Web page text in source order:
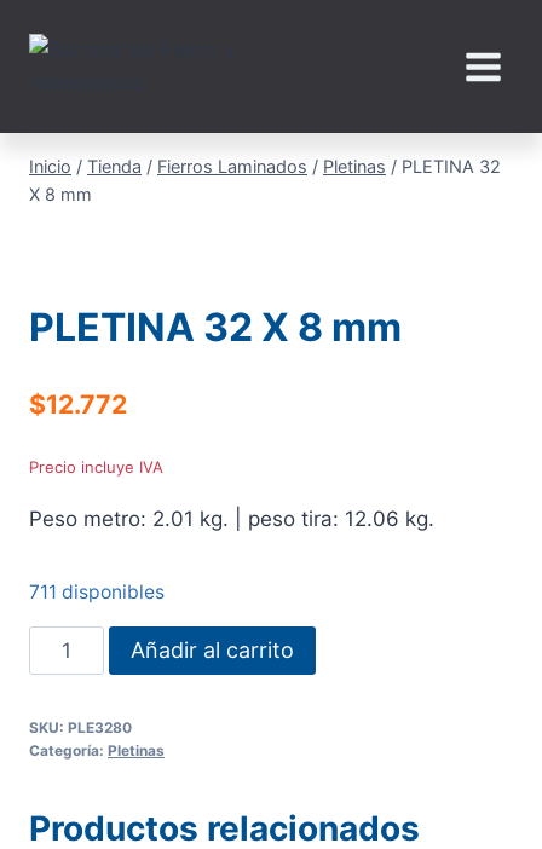
Inicio / Tienda / Fierros Laminados / Pletinas / PLETINA 32
X 8 mm
PLETINA 32 X 8 mm
$12.772
Precio incluye IVA
Peso metro: 2.01 kg. | peso tira: 12.06 kg.
711 disponibles
PLETINA
32
8
Añadir al carrito
SKU: PLE3280
Categoría: Pletinas
Productos relacionados